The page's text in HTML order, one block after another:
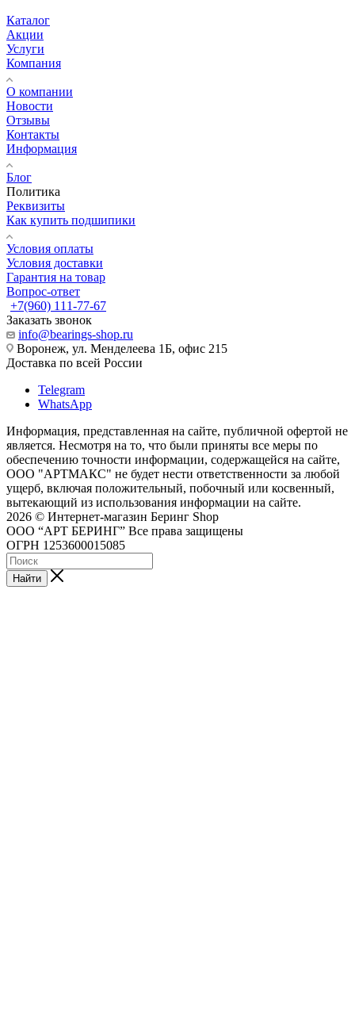
Каталог
Акции
Услуги
Компания
О компании
Новости
Отзывы
Контакты
Информация
Блог
Политика
Реквизиты
Как купить подшипики
Условия оплаты
Условия доставки
Гарантия на товар
Вопрос-ответ
+7(960) 111-77-67
Заказать звонок
info@bearings-shop.ru
Воронеж, ул. Менделеева 1Б, офис 215
Доставка по всей России
Telegram
WhatsApp
Информация, представленная на сайте, публичной офертой не
является. Несмотря на то, что были приняты все меры по
обеспечению точности информации, содержащейся на сайте,
ООО "АРТМАКС" не будет нести ответственности за любой
ущерб, включая положительный, побочный или косвенный,
вытекающий из использования информации на сайте.
2026 © Интернет-магазин Беринг Shop
ООО “АРТ БЕРИНГ” Все права защищены
ОГРН 1253600015085
Найти